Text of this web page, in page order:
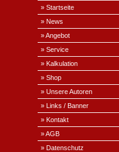
» Startseite
» News
» Angebot
» Service
» Kalkulation
» Shop
» Unsere Autoren
» Links / Banner
» Kontakt
» AGB
» Datenschutz